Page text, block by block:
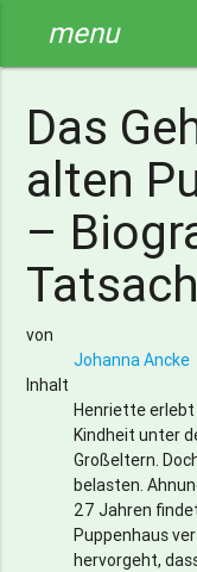
menu
Das
alten
–
von
Johanna Ancke
Inhalt
Henriette
Kindheit unter
Großeltern.
belasten.
27 Jahren
Puppenhaus
hervorgeht,